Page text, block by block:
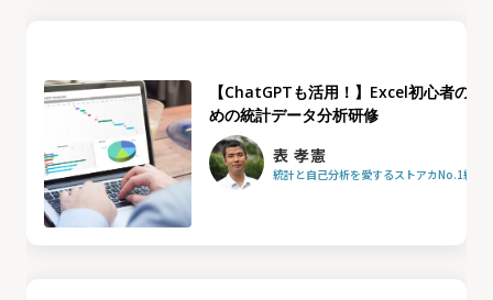
【ChatGPTも活用！】Excel初心者のた
めの統計データ分析研修
表 孝憲
統計と自己分析を愛するストアカNo.1統計